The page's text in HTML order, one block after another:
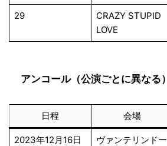
29
CRAZY STUPID
LOVE
アンコール（公演ごとに異なる）
日程 会場
2023年12月16日
ヴァンテリンドー